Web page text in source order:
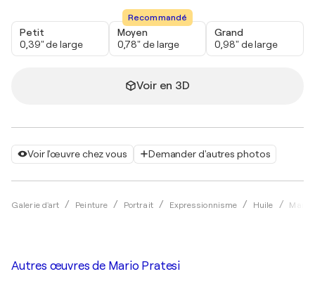
Voir l'œuvre chez vous Demander d'autres photos
Galerie d'art Peinture Portrait Expressionnisme Huile Mario
Petit
0,39" de large
Recommandé
Moyen
0,78" de large
Grand
0,98" de large
Voir en 3D
Autres œuvres de Mario Pratesi